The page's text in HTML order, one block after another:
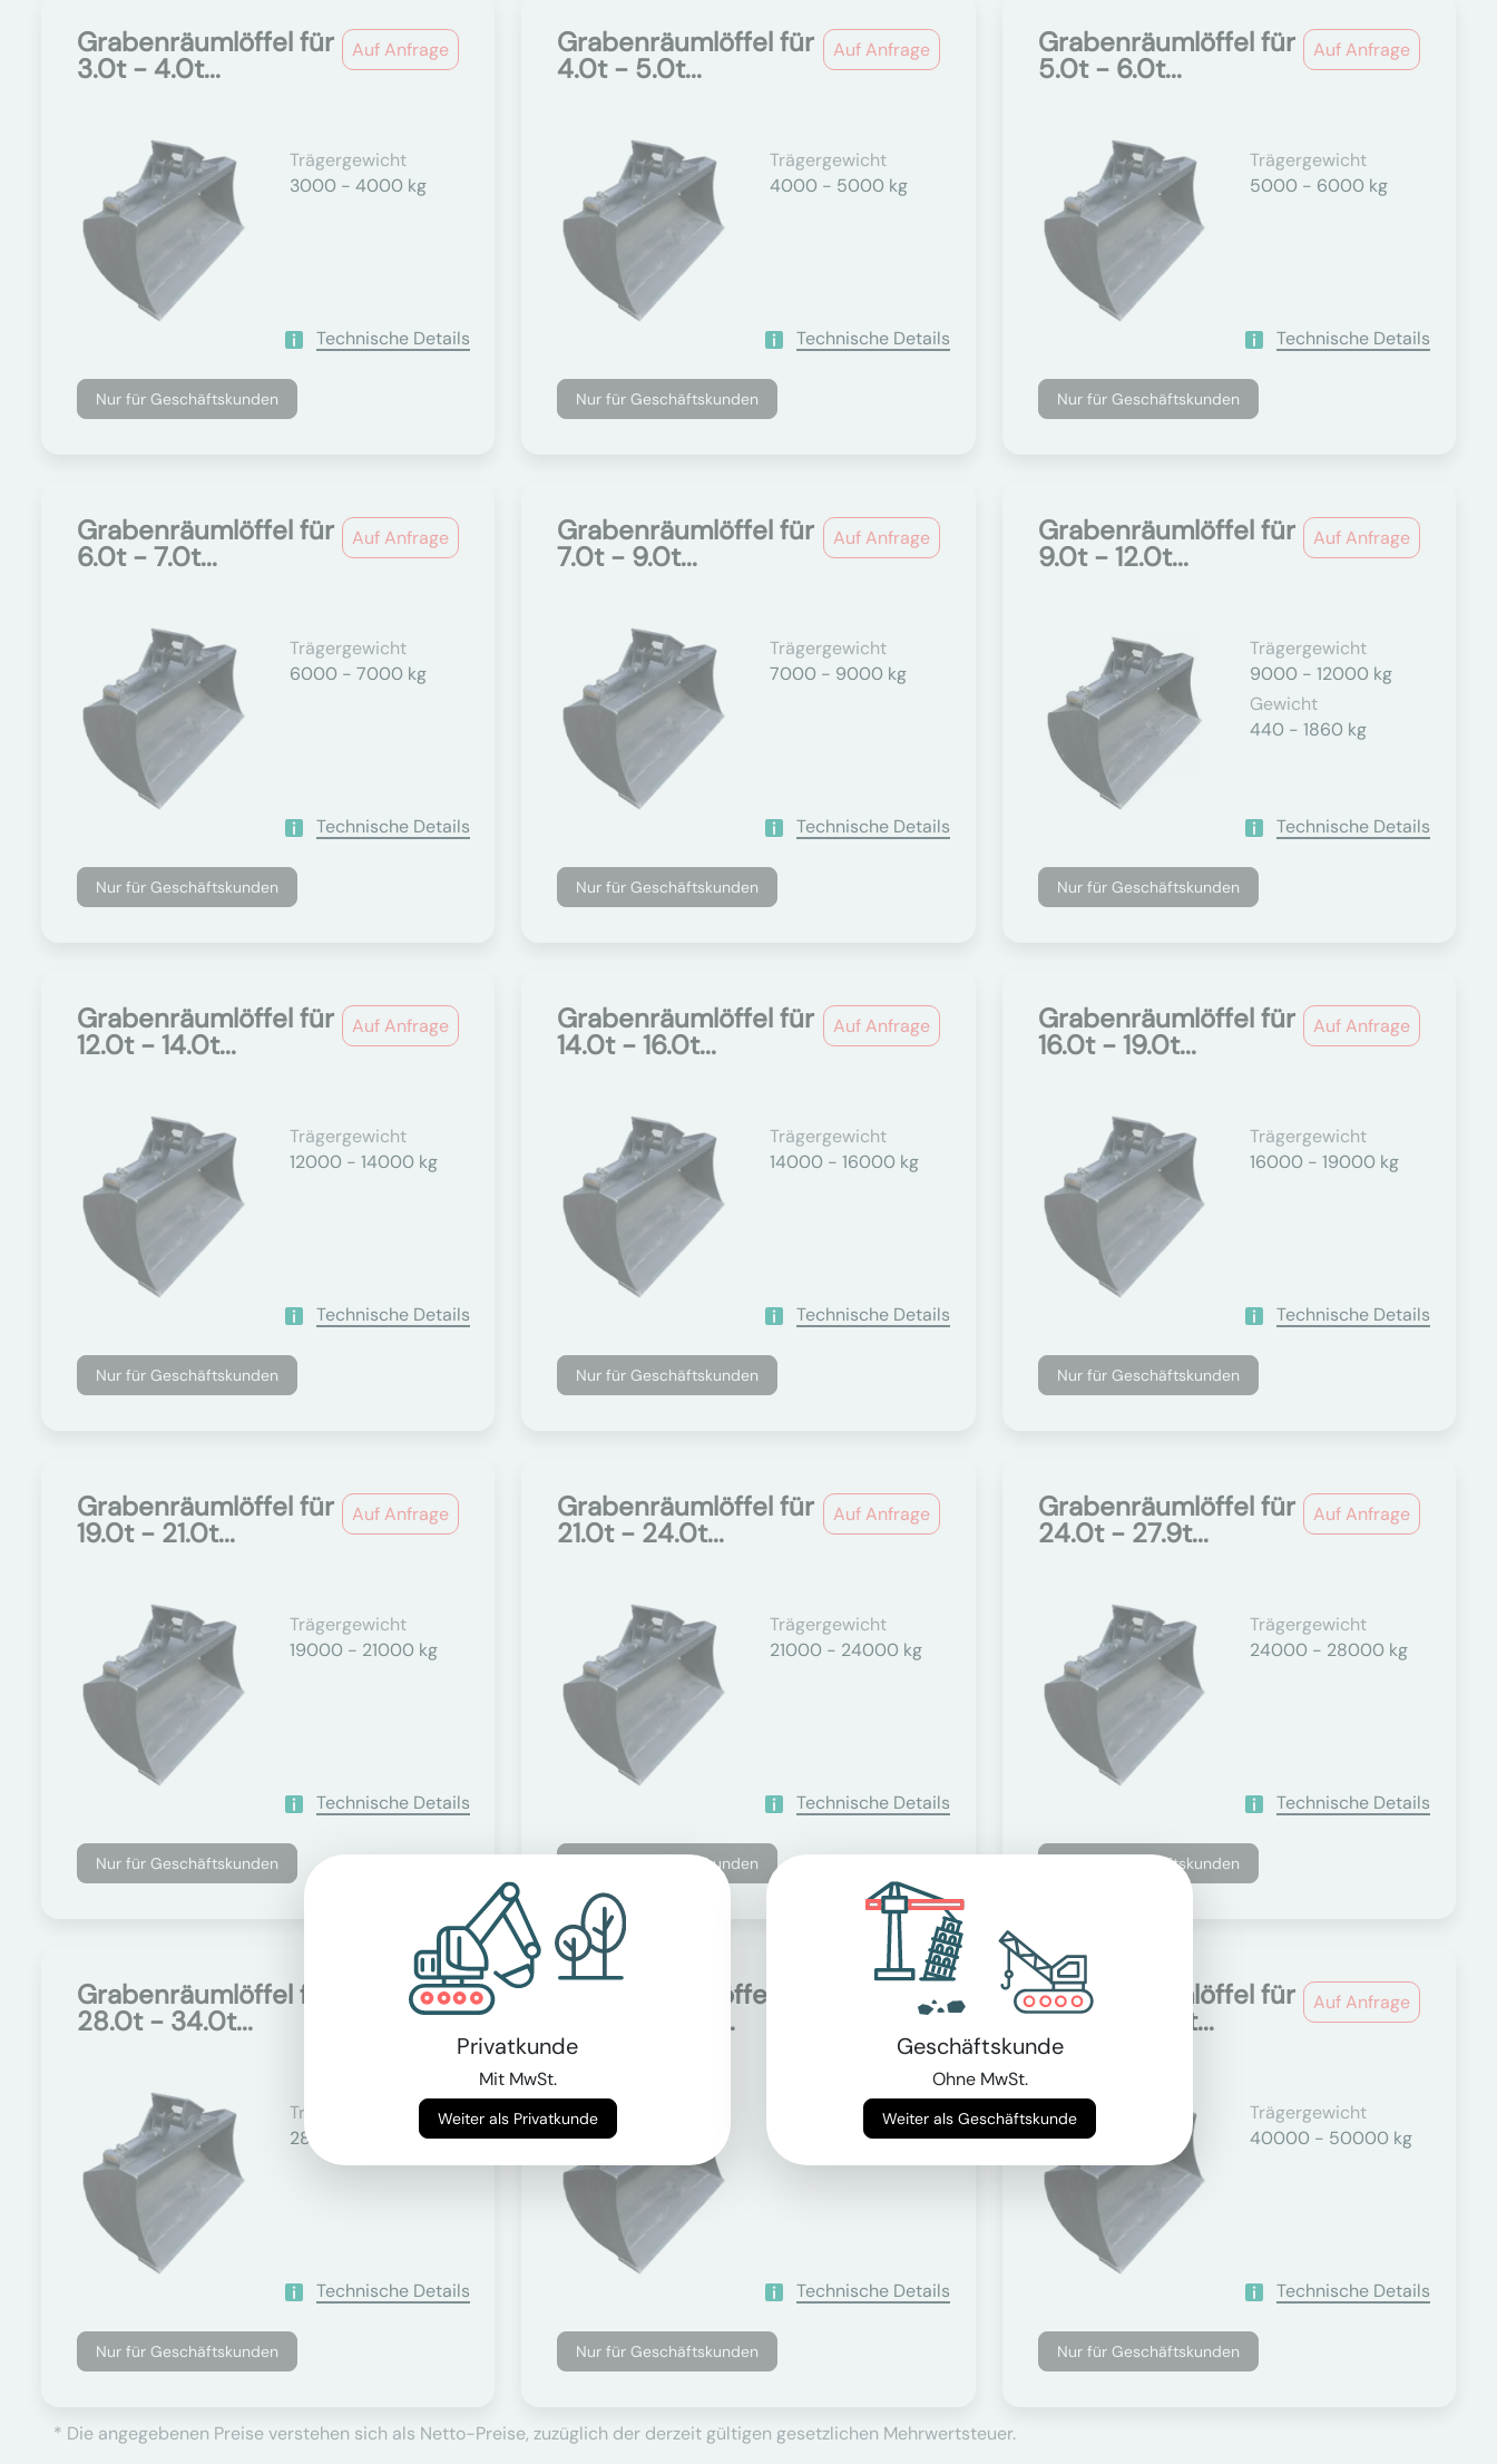
Auf Anfrage
Grabenräumlöffel für
3.0t - 4.0t...
Trägergewicht
3000 - 4000 kg
Technische Details
Nur für Geschäftskunden
Auf Anfrage
Grabenräumlöffel für
4.0t - 5.0t...
Trägergewicht
4000 - 5000 kg
Technische Details
Nur für Geschäftskunden
Auf Anfrage
Grabenräumlöffel für
5.0t - 6.0t...
Trägergewicht
5000 - 6000 kg
Technische Details
Nur für Geschäftskunden
Auf Anfrage
Grabenräumlöffel für
6.0t - 7.0t...
Trägergewicht
6000 - 7000 kg
Technische Details
Nur für Geschäftskunden
Auf Anfrage
Grabenräumlöffel für
7.0t - 9.0t...
Trägergewicht
7000 - 9000 kg
Technische Details
Nur für Geschäftskunden
Auf Anfrage
Grabenräumlöffel für
9.0t - 12.0t...
Trägergewicht
9000 - 12000 kg
Gewicht
440 - 1860 kg
Technische Details
Nur für Geschäftskunden
Auf Anfrage
Grabenräumlöffel für
12.0t - 14.0t...
Trägergewicht
12000 - 14000 kg
Technische Details
Nur für Geschäftskunden
Auf Anfrage
Grabenräumlöffel für
14.0t - 16.0t...
Trägergewicht
14000 - 16000 kg
Technische Details
Nur für Geschäftskunden
Auf Anfrage
Grabenräumlöffel für
16.0t - 19.0t...
Trägergewicht
16000 - 19000 kg
Technische Details
Nur für Geschäftskunden
Auf Anfrage
Grabenräumlöffel für
19.0t - 21.0t...
Trägergewicht
19000 - 21000 kg
Technische Details
Nur für Geschäftskunden
Auf Anfrage
Grabenräumlöffel für
21.0t - 24.0t...
Trägergewicht
21000 - 24000 kg
Technische Details
Nur für Geschäftskunden
Auf Anfrage
Grabenräumlöffel für
24.0t - 27.9t...
Trägergewicht
24000 - 28000 kg
Technische Details
Nur für Geschäftskunden
Auf Anfrage
Grabenräumlöffel für
28.0t - 34.0t...
Trägergewicht
28000 - 34000 kg
Technische Details
Nur für Geschäftskunden
Auf Anfrage
Grabenräumlöffel für
34.0t - 40.0t...
Trägergewicht
34000 - 40000 kg
Technische Details
Nur für Geschäftskunden
Auf Anfrage
Grabenräumlöffel für
40.0t - 49.9t...
Trägergewicht
40000 - 50000 kg
Technische Details
Nur für Geschäftskunden
* Die angegebenen Preise verstehen sich als Netto-Preise, zuzüglich der derzeit gültigen gesetzlichen Mehrwertsteuer.
Privatkunde
Mit MwSt.
Weiter als Privatkunde
Geschäftskunde
Ohne MwSt.
Weiter als Geschäftskunde